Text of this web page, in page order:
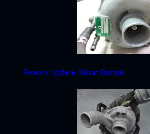
Ремонт турбины Nissan Qashqai